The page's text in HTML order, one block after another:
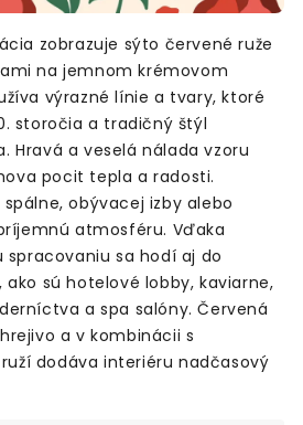
zobrazuje sýto červené ruže
na jemnom krémovom
výrazné línie a tvary, ktoré
storočia a tradičný štýl
Hravá a veselá nálada vzoru
pocit tepla a radosti.
obývacej izby alebo
atmosféru. Vďaka
sa hodí aj do
sú hotelové lobby, kaviarne,
a spa salóny. Červená
a v kombinácii s
dodáva interiéru nadčasový